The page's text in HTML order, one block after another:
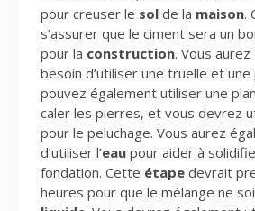
pour creuser le sol de la maison.
s’assurer que le ciment sera un
pour la construction. Vous
besoin d’utiliser une truelle et une
pouvez également utiliser une
caler les pierres, et vous devrez
pour le peluchage. Vous aurez
d’utiliser l’eau pour aider à
fondation. Cette étape devrait
heures pour que le mélange ne